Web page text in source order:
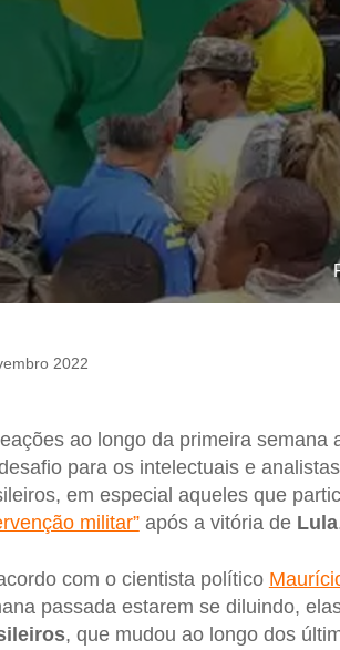
2022
ao longo da primeira semana
para os intelectuais e
em especial aqueles que
militar”após a vitória de Lula
com o cientista político
passada estarem se diluindo,
, que mudou ao longo dos